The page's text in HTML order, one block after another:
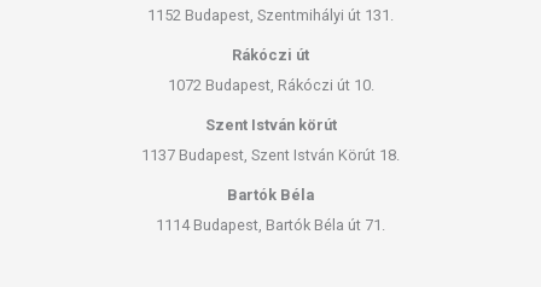
1152 Budapest, Szentmihályi út 131.
Rákóczi út
1072 Budapest, Rákóczi út 10.
Szent István körút
1137 Budapest, Szent István Körút 18.
Bartók Béla
1114 Budapest, Bartók Béla út 71.